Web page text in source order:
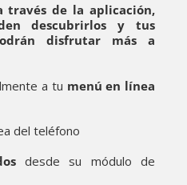
través de la aplicación,
descubrirlos y tus
disfrutar más a
a tu menú en línea
del teléfono
desde su módulo de